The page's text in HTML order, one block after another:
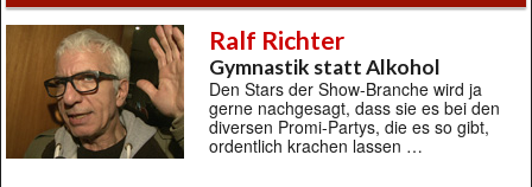
Ralf Richter
Gymnastik statt Alkohol
Den Stars der Show-Branche wird ja
gerne nachgesagt, dass sie es bei den
diversen Promi-Partys, die es so gibt,
ordentlich krachen lassen …